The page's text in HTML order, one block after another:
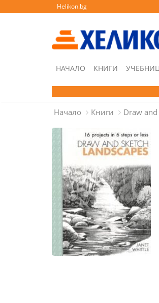
Helikon.bg
НАЧАЛО КНИГИ
Начало Книги Draw and